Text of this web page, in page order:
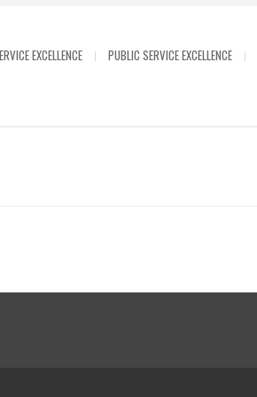
EXCELLENCE PUBLIC SERVICE EXCELLENCE